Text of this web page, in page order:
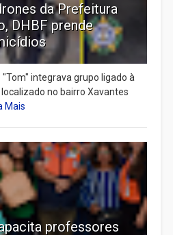
da Prefeitura
DHBF prende
integrava grupo ligado à
no bairro Xavantes
Mais
professores